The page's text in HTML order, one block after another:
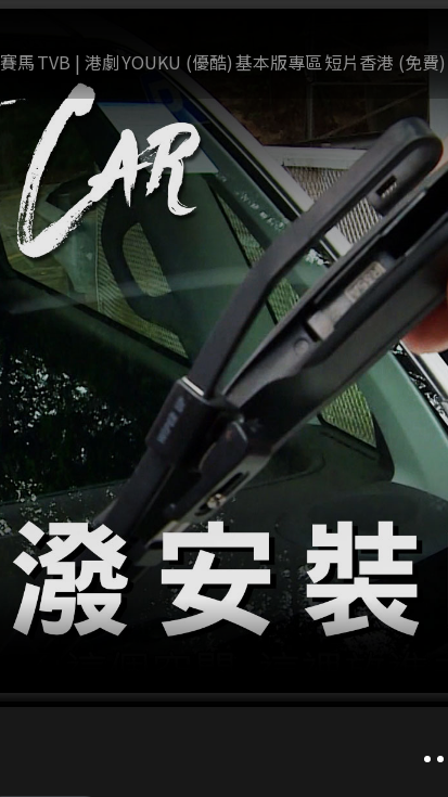
賽馬TVB | 港劇YOUKU (優酷)基本版專區短片香港 (免費)